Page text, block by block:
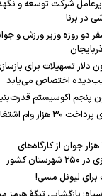
روبروی پرسپولیس می
شماره پیراهن جدید بازیکنان
آمریکایی‌ها صدها
کشتند بدون هیچ
روز خبرنگار
روز خبرنگار در شیراز
روز خبرنگار
بازگشایی تنگۀ هرمز
ایران از سوی آمریکاست و
مذاکرات ایران و عمان ندارد
کار بر روی ایجاد یک
شرکت توسعه و
در برنا
دو روزه وزیر ورزش و
دلار تسهیلات برای
اختصاص می‌یابد
پنجم اکوسیستم
هدف‌گذاری پرداخت ۳۰ هزار وام
استقبال ۳ هزار جوان از کارگاه‌های
کشور
لیونل مسی!